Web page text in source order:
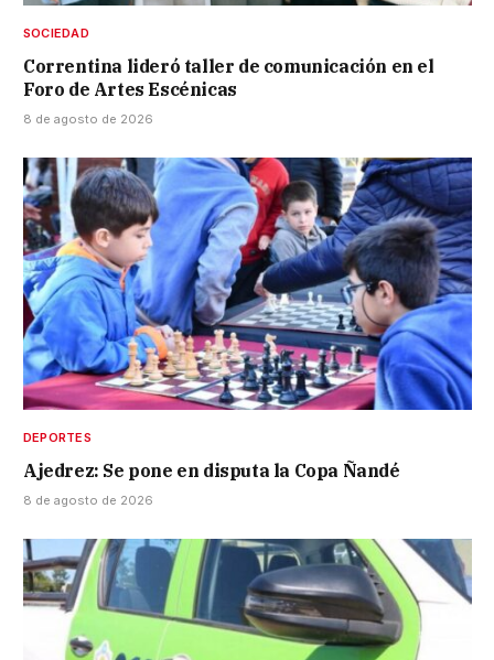
SOCIEDAD
Correntina lideró taller de comunicación en el
Foro de Artes Escénicas
8 de agosto de 2026
DEPORTES
Ajedrez: Se pone en disputa la Copa Ñandé
8 de agosto de 2026